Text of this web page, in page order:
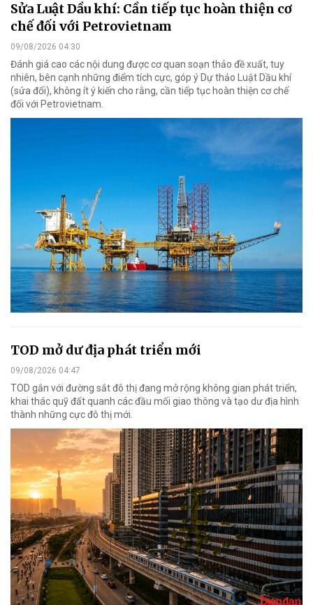
Sửa Luật Dầu khí: Cần tiếp tục hoàn thiện cơ
chế đối với Petrovietnam
09/08/2026 04:30
Đánh giá cao các nội dung được cơ quan soạn thảo đề xuất, tuy
nhiên, bên cạnh những điểm tích cực, góp ý Dự thảo Luật Dầu khí
(sửa đổi), không ít ý kiến cho rằng, cần tiếp tục hoàn thiện cơ chế
đối với Petrovietnam.
TOD mở dư địa phát triển mới
09/08/2026 04:47
TOD gắn với đường sắt đô thị đang mở rộng không gian phát triển,
khai thác quỹ đất quanh các đầu mối giao thông và tạo dư địa hình
thành những cực đô thị mới.